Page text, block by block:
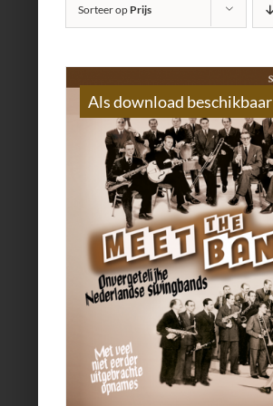
Sorteer op Prijs
Als download beschikbaar